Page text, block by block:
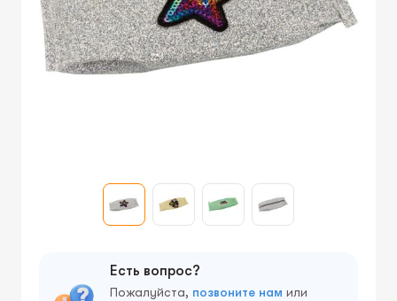
Есть вопрос?
Пожалуйста, позвоните нам или